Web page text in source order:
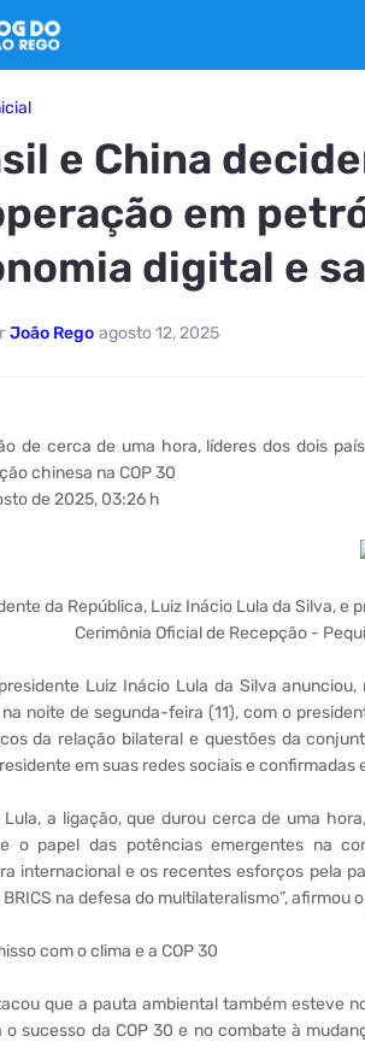
e China
em
digital e
João Rego agosto 12, 2025
de cerca de uma hora, líderes dos dois
chinesa na COP 30
de 2025, 03:26 h
da República, Luiz Inácio Lula da Silva, e
Cerimônia Oficial de Recepção -
Luiz Inácio Lula da Silva
noite de segunda-feira (11), com o
da relação bilateral e questões da
em suas redes sociais e confirmadas
Lula, a ligação, que durou cerca de uma
o papel das potências emergentes na
internacional e os recentes esforços pela
na defesa do multilateralismo”, afirmou
com o clima e a COP 30
que a pauta ambiental também esteve
o sucesso da COP 30 e no combate à